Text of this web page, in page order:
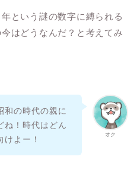
という謎の数字に縛られる
はどうなんだ？と考えてみ
オク
和の時代の親に
ね！時代はどん
よー！